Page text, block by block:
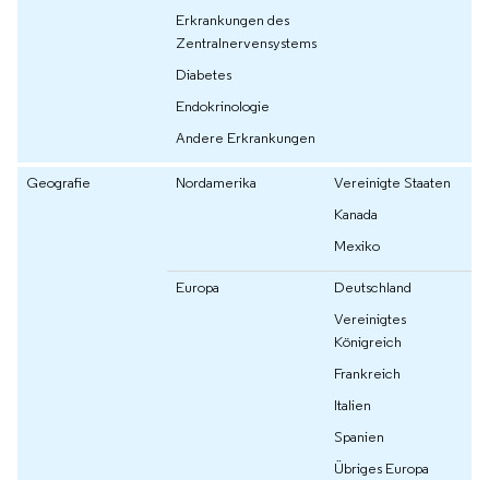
Erkrankungen des
Zentralnervensystems
Diabetes
Endokrinologie
Andere Erkrankungen
Geografie Nordamerika
Vereinigte Staaten
Kanada
Mexiko
Europa
Deutschland
Vereinigtes
Königreich
Frankreich
Italien
Spanien
Übriges Europa